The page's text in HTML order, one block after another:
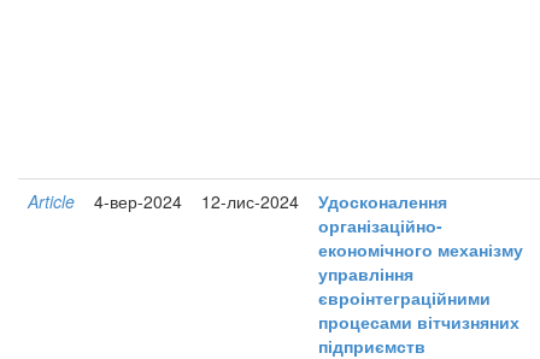
Article 4-вер-2024 12-лис-2024
Удосконалення
організаційно-
економічного механізму
управління
євроінтеграційними
процесами вітчизняних
підприємств